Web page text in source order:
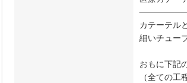
カテーテル
細いチュー
おもに下記
（全ての工